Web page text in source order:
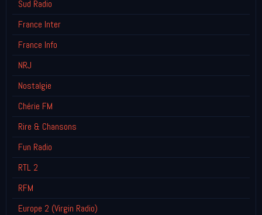
Sud Radio
France Inter
France Info
NRJ
Nostalgie
Chérie FM
Rire & Chansons
Fun Radio
RTL 2
RFM
Europe 2 (Virgin Radio)